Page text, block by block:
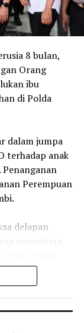
api besar.
ke
8 bulan,
Orang
ibu
di Polda
dalam jumpa
terhadap anak
Perempuan
delapan
kemudian
pihak
Irjen Pol